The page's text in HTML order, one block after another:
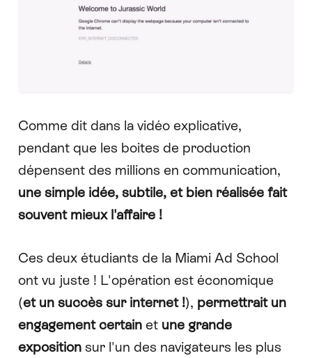
Comme dit dans la vidéo explicative,
pendant que les boites de production
dépensent des millions en communication,
une simple idée, subtile, et bien réalisée fait
souvent mieux l'affaire !
Ces deux étudiants de la Miami Ad School
ont vu juste ! L'opération est économique
(et un succès sur internet !), permettrait un
engagement certainet une grande
expositionsur l'un des navigateurs les plus